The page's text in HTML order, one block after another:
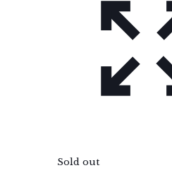
Sold out